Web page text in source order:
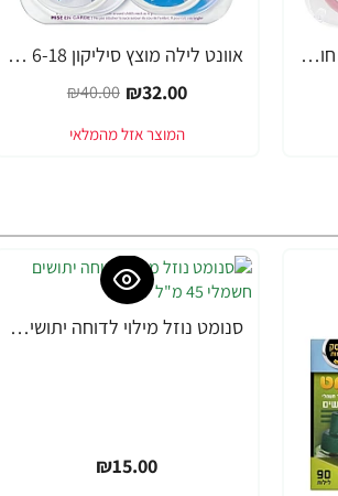
אוונט מוצץ חיות טרומן 0-6 חודשים 2 יחידות - מבית Philips Avent
-20%
אוונט לילה מוצץ סיליקון 6-18 חודשים 2 יחידות - מבית Philips Avent
₪32.00
₪40.00
סנומט נוזל מילוי לדוחה יתושים חשמלי 45 מ"ל
₪15.00